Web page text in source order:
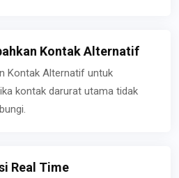
Kontak Alternatif
Kontak Alternatif untuk
kontak darurat utama tidak
Real Time